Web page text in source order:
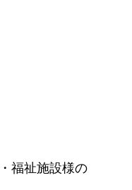
福祉施設様の